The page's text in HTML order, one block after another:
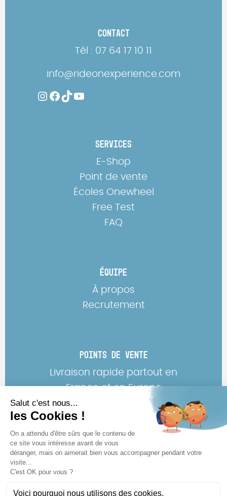
CONTACT
Tél : 07 64 17 10 11
info@rideonexperience.com
Instagram Facebook TikTok YouTube
SERVICES
E-Shop
Point de vente
Écoles Onewheel
Free Test
FAQ
ÉQUIPE
À propos
Recrutement
POINTS DE VENTE
Livraison rapide partout en
France et en Europe
Shop : 2 ter av. des chênes,
33950 Lège-Cap-Ferret